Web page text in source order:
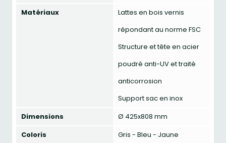
Matériaux
Lattes en bois vernis
répondant au norme FSC
Structure et tête en acier
poudré anti-UV et traité
anticorrosion
Support sac en inox
Dimensions
Ø 425x808 mm
Coloris
Gris - Bleu - Jaune